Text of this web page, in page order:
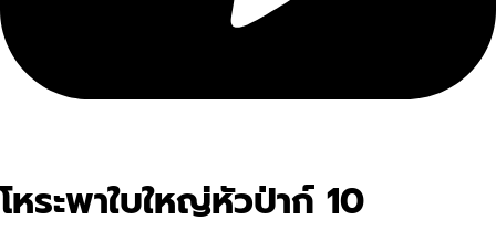
โหระพาใบใหญ่หัวป่าก์ 10